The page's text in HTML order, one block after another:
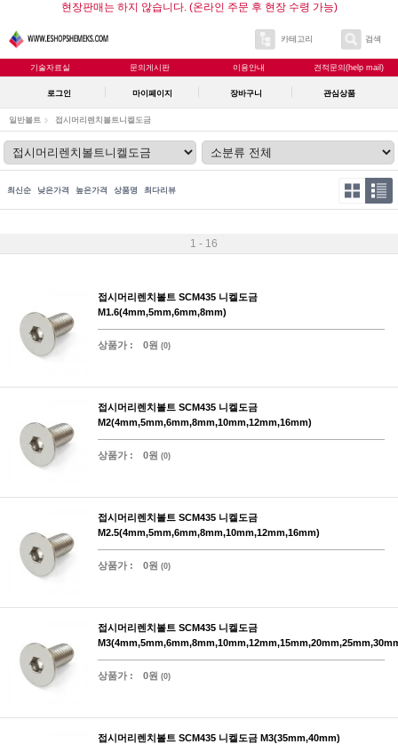
현장판매는 하지 않습니다. (온라인 주문 후 현장 수령 가능)
카테고리 검색
기술자료실 문의게시판 이용안내 견적문의(help mail)
로그인 마이페이지 장바구니 관심상품
일반볼트 접시머리렌치볼트니켈도금
최신순 낮은가격 높은가격 상품명 최다리뷰
1 - 16
접시머리렌치볼트 SCM435 니켈도금
M1.6(4mm,5mm,6mm,8mm)
상품가 : 0원 (0)
접시머리렌치볼트 SCM435 니켈도금
M2(4mm,5mm,6mm,8mm,10mm,12mm,16mm)
상품가 : 0원 (0)
접시머리렌치볼트 SCM435 니켈도금
M2.5(4mm,5mm,6mm,8mm,10mm,12mm,16mm)
상품가 : 0원 (0)
접시머리렌치볼트 SCM435 니켈도금
상품가 : 0원 (0)
접시머리렌치볼트 SCM435 니켈도금 M3(35mm,40mm)